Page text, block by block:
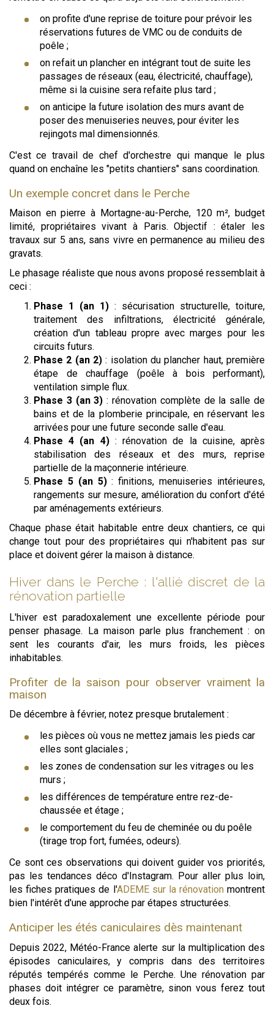
on profite d'une reprise de toiture pour prévoir les
réservations futures de VMC ou de conduits de
poêle ;
on refait un plancher en intégrant tout de suite les
passages de réseaux (eau, électricité, chauffage),
même si la cuisine sera refaite plus tard ;
on anticipe la future isolation des murs avant de
poser des menuiseries neuves, pour éviter les
rejingots mal dimensionnés.
C'est ce travail de chef d'orchestre qui manque le plus
quand on enchaîne les "petits chantiers" sans coordination.
Un exemple concret dans le Perche
Maison en pierre à Mortagne-au-Perche, 120 m², budget
limité, propriétaires vivant à Paris. Objectif : étaler les
travaux sur 5 ans, sans vivre en permanence au milieu des
gravats.
Le phasage réaliste que nous avons proposé ressemblait à
ceci :
Phase 1 (an 1) : sécurisation structurelle, toiture,
traitement des infiltrations, électricité générale,
création d'un tableau propre avec marges pour les
circuits futurs.
Phase 2 (an 2) : isolation du plancher haut, première
étape de chauffage (poêle à bois performant),
ventilation simple flux.
Phase 3 (an 3) : rénovation complète de la salle de
bains et de la plomberie principale, en réservant les
arrivées pour une future seconde salle d'eau.
Phase 4 (an 4): rénovation de la cuisine, après
stabilisation des réseaux et des murs, reprise
partielle de la maçonnerie intérieure.
Phase 5 (an 5): finitions, menuiseries intérieures,
rangements sur mesure, amélioration du confort d'été
par aménagements extérieurs.
Chaque phase était habitable entre deux chantiers, ce qui
change tout pour des propriétaires qui n'habitent pas sur
place et doivent gérer la maison à distance.
Hiver dans le Perche : l'allié discret de la
rénovation partielle
L'hiver est paradoxalement une excellente période pour
penser phasage. La maison parle plus franchement : on
sent les courants d'air, les murs froids, les pièces
inhabitables.
Profiter de la saison pour observer vraiment la
maison
De décembre à février, notez presque brutalement :
les pièces où vous ne mettez jamais les pieds car
elles sont glaciales ;
les zones de condensation sur les vitrages ou les
murs ;
les différences de température entre rez-de-
chaussée et étage ;
le comportement du feu de cheminée ou du poêle
(tirage trop fort, fumées, odeurs).
Ce sont ces observations qui doivent guider vos priorités,
pas les tendances déco d'Instagram. Pour aller plus loin,
les fiches pratiques de l'ADEME sur la rénovationmontrent
bien l'intérêt d'une approche par étapes structurées.
Anticiper les étés caniculaires dès maintenant
Depuis 2022, Météo-France alerte sur la multiplication des
épisodes caniculaires, y compris dans des territoires
réputés tempérés comme le Perche. Une rénovation par
phases doit intégrer ce paramètre, sinon vous ferez tout
deux fois.